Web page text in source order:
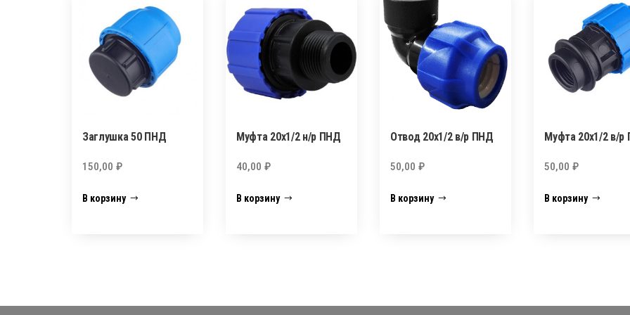
Заглушка 50 ПНД
150,00 ₽
В корзину
Муфта 20х1/2 н/р ПНД
40,00₽
В корзину
Отвод 20х1/2 в/р ПНД
50,00₽
В корзину
Муфта 20х1/2 в/
50,00₽
В корзину